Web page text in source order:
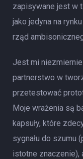
zapisywane jest w
jako jedyna na
rząd
Jest mi niezmiernie
partnerstwo w
przetestować
Moje wrażenia są
kapsuły, które
sygnału do szumu
istotne znaczenie),